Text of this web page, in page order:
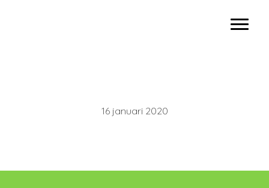
16 januari 2020